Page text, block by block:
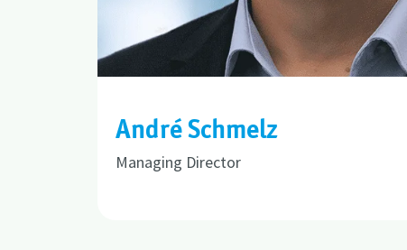
André Schmelz
Managing Director